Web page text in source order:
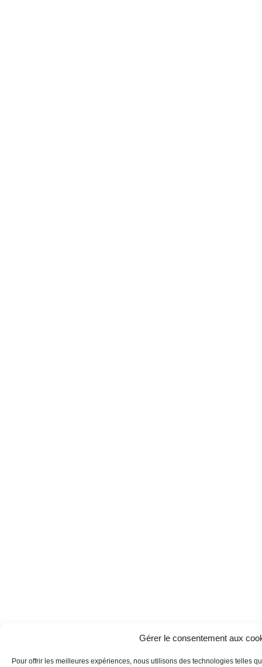
Gérer le consentement aux
Pour offrir les meilleures expériences, nous utilisons des technologies telles